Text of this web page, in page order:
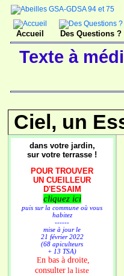
Accueil Des Questions ?
Texte à
Ciel, un
dans votre jardin,
sur votre terrasse !
POUR TROUVER
UN CUEILLEUR
D'ESSAIM
cliquez ici
puis sur la commune où vous
habitez
------
mise à jour le
21 février 2022
(68 apiculteurs
+ 13 TSA)
En bas à droite,
consulter la liste